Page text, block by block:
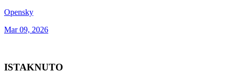
Opensky
Mar 09, 2026
ISTAKNUTO